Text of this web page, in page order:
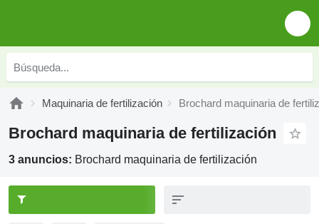
Maquinaria de fertilización Brochard maquinaria de
Brochard maquinaria de fertilización
3 anuncios: Brochard maquinaria de fertilización